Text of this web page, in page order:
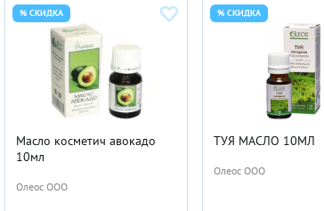
% СКИДКА
Масло косметич авокадо
10мл
Олеос ООО
% СКИДКА
ТУЯ МАСЛО 10МЛ
Олеос ООО